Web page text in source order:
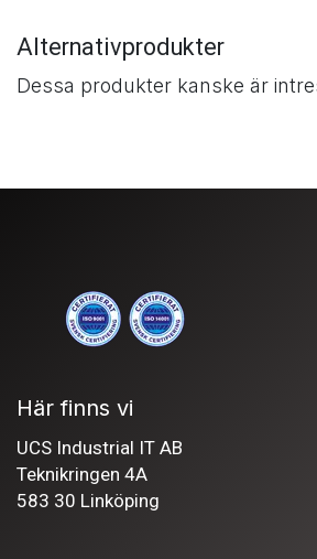
Alternativprodukter
Dessa produkter kanske är
Här finns vi
UCS Industrial IT AB
Teknikringen 4A
583 30 Linköping